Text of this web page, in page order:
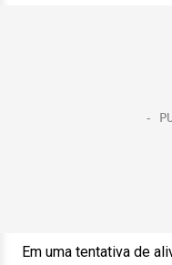
Em uma tentativa de